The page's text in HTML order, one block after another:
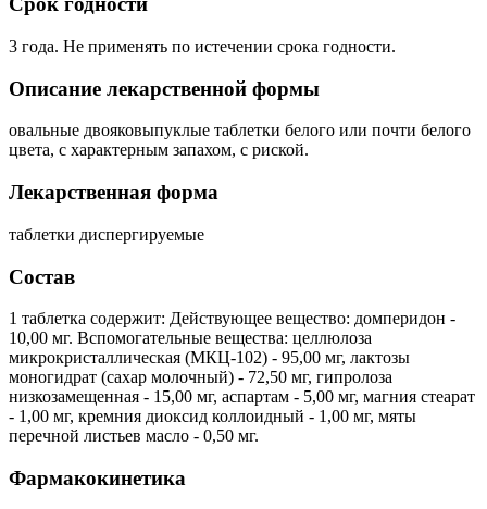
3 года. Не применять по истечении срока годности.
Описание лекарственной формы
овальные двояковыпуклые таблетки белого или почти белого
цвета, с характерным запахом, с риской.
Лекарственная форма
таблетки диспергируемые
Состав
1 таблетка содержит: Действующее вещество: домперидон -
10,00 мг. Вспомогательные вещества: целлюлоза
микрокристаллическая (МКЦ-102) - 95,00 мг, лактозы
моногидрат (сахар молочный) - 72,50 мг, гипролоза
низкозамещенная - 15,00 мг, аспартам - 5,00 мг, магния стеарат
- 1,00 мг, кремния диоксид коллоидный - 1,00 мг, мяты
перечной листьев масло - 0,50 мг.
Фармакокинетика